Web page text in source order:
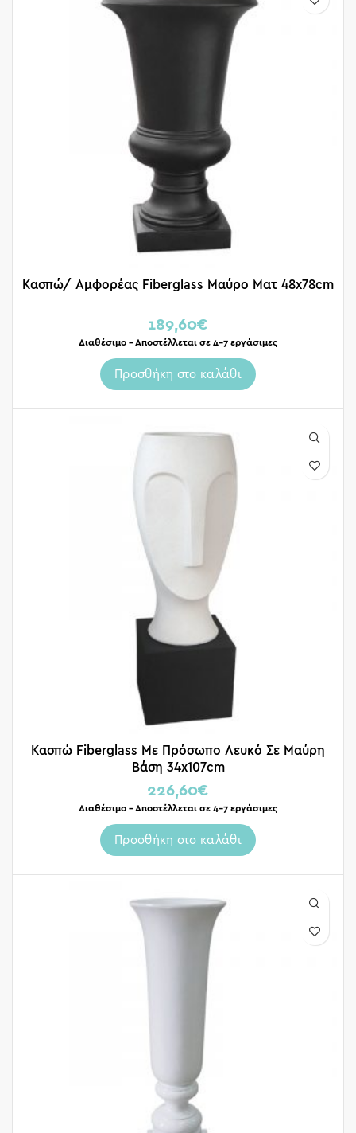
Κασπώ/ Αμφορέας Fiberglass Μαύρο Ματ 48x78cm
189,60€
Διαθέσιμο – Αποστέλλεται σε 4-7 εργάσιμες
Προσθήκη στο καλάθι
Κασπώ Fiberglass Με Πρόσωπο Λευκό Σε Μαύρη
Βάση 34x107cm
226,60€
Διαθέσιμο – Αποστέλλεται σε 4-7 εργάσιμες
Προσθήκη στο καλάθι